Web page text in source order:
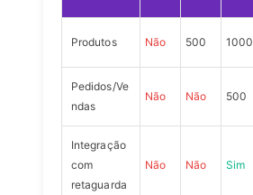
Produtos Não 500 1000
Pedidos/Ve
ndas
Não Não 500
Integração
com
retaguarda
Não Não Sim